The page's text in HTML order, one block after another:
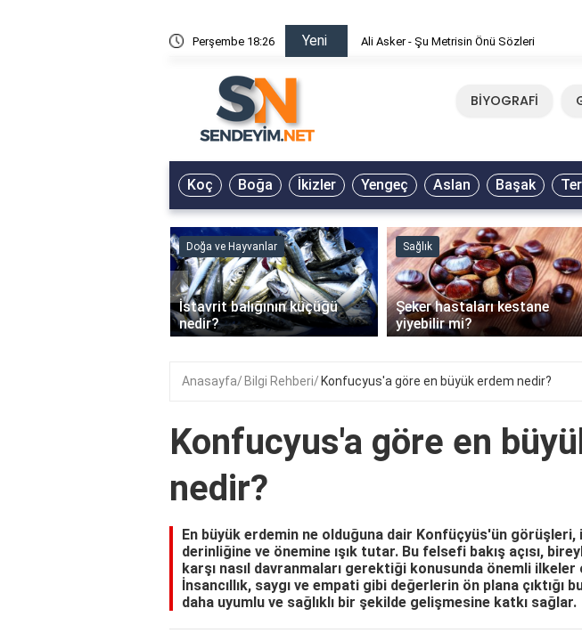
Perşembe 18:26 Yeni Ali Asker - Şu Metrisin Önü Sözleri
BİYOGRAFİ
Koç Boğa İkizler Yengeç Aslan Başak
Doğa ve Hayvanlar
İstavrit balığının küçüğü
nedir?
Sağlık
Şeker hastaları kestane
yiyebilir mi?
‹
Anasayfa Bilgi Rehberi Konfucyus'a göre en büyük erdem nedir?
Konfucyus'a göre en
nedir?
En büyük erdemin ne olduğuna dair Konfüçyüs'ün
derinliğine ve önemine ışık tutar. Bu felsefi bakış açısı,
karşı nasıl davranmaları gerektiği konusunda önemli
İnsancıllık, saygı ve empati gibi değerlerin ön plana çıktığı
daha uyumlu ve sağlıklı bir şekilde gelişmesine katkı sağlar.